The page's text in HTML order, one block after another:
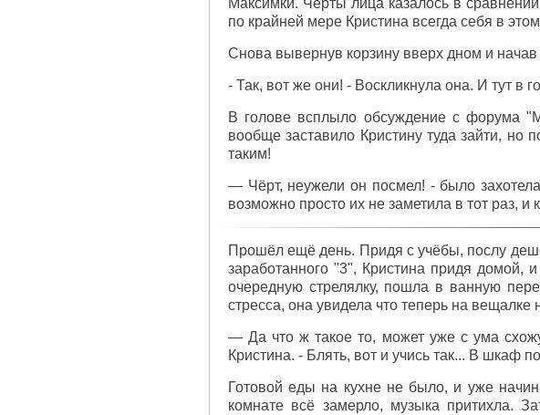
Максимки. Черты лица казалось в
по крайней мере Кристина всегда себя в
Снова вывернув корзину вверх дном и
- Так, вот же они! - Воскликнула она. И тут в
В голове всплыло обсуждение с форума
вообще заставило Кристину туда зайти, но
таким!
— Чёрт, неужели он посмел! - было
возможно просто их не заметила в тот раз, и
Прошёл ещё день. Придя с учёбы, послу
заработанного "3", Кристина придя домой,
очередную стрелялку, пошла в ванную
стресса, она увидела что теперь на
— Да что ж такое то, может уже с ума
Кристина. - Блять, вот и учись так... В шкаф
Готовой еды на кухне не было, и уже
комнате всё замерло, музыка притихла.